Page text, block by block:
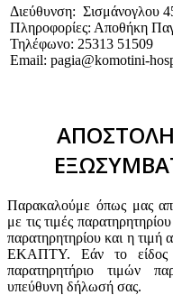
Διεύθυνση:
Πληροφορίες: Αποθήκη
Τηλέφωνο: 25313 51509
Email: pagia@komotini-
Παρακαλούμε όπως μας
με τις τιμές
παρατηρητηρίου και η
ΕΚΑΠΤΥ. Εάν το είδος
παρατηρητήριο τιμών
υπεύθυνη δήλωσή σας.